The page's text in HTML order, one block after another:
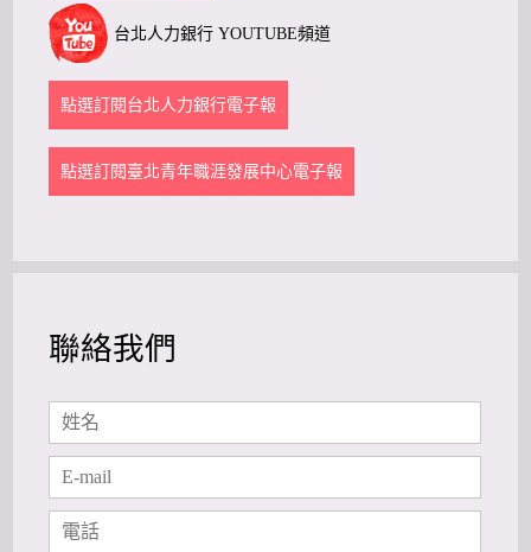
台北人力銀行 YOUTUBE頻道
點選訂閱台北人力銀行電子報
點選訂閱臺北青年職涯發展中心電子報
聯絡我們